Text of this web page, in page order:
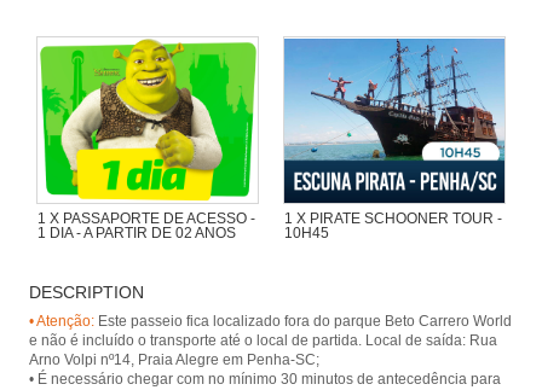
1 X PASSAPORTE DE ACESSO -
1 DIA - A PARTIR DE 02 ANOS
1 X PIRATE SCHOONER TOUR -
10H45
beaches and islands at the region
from Penha and Piçarras.
DESCRIPTION
• Atenção: Este passeio fica localizado fora do parque Beto Carrero World
e não é incluído o transporte até o local de partida. Local de saída: Rua
Arno Volpi nº14, Praia Alegre em Penha-SC;
• É necessário chegar com no mínimo 30 minutos de antecedência para